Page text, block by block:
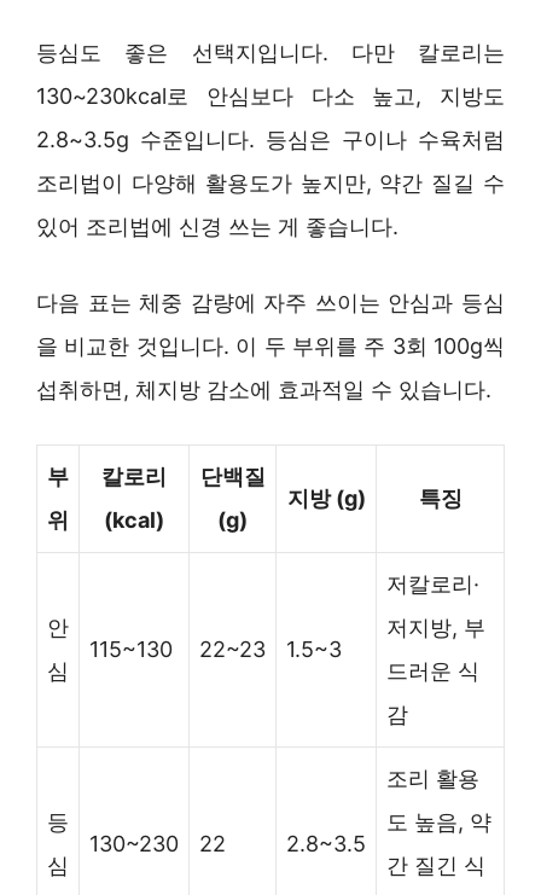
등심도 좋은 선택지입니다. 다만 칼로리는
130~230kcal로 안심보다 다소 높고, 지방도
2.8~3.5g 수준입니다. 등심은 구이나 수육처럼
조리법이 다양해 활용도가 높지만, 약간 질길 수
있어 조리법에 신경 쓰는 게 좋습니다.
다음 표는 체중 감량에 자주 쓰이는 안심과 등심
을 비교한 것입니다. 이 두 부위를 주 3회 100g씩
섭취하면, 체지방 감소에 효과적일 수 있습니다.
부
위
칼로리
(kcal)
단백질
(g)
지방 (g) 특징
안
심
115~130 22~23 1.5~3
저칼로리·
저지방, 부
드러운 식
감
등
심
130~230 22 2.8~3.5
조리 활용
도 높음, 약
간 질긴 식